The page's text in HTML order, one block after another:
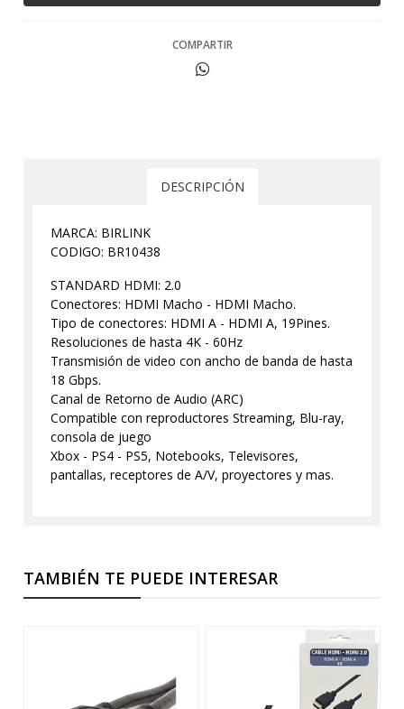
COMPARTIR
DESCRIPCIÓN
MARCA: BIRLINK
CODIGO: BR10438
STANDARD HDMI: 2.0
Conectores: HDMI Macho - HDMI Macho.
Tipo de conectores: HDMI A - HDMI A, 19Pines.
Resoluciones de hasta 4K - 60Hz
Transmisión de video con ancho de banda de hasta
18 Gbps.
Canal de Retorno de Audio (ARC)
Compatible con reproductores Streaming, Blu-ray,
consola de juego
Xbox - PS4 - PS5, Notebooks, Televisores,
pantallas, receptores de A/V, proyectores y mas.
TAMBIÉN TE PUEDE INTERESAR